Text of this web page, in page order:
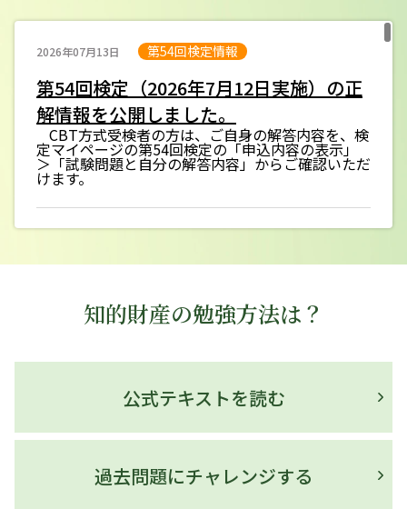
2026年07月13日 第54回検定情報
第54回検定（2026年7月12日実施）の正
解情報を公開しました。
CBT方式受検者の方は、ご自身の解答内容を、検
定マイページの第54回検定の「申込内容の表示」
＞「試験問題と自分の解答内容」からご確認いただ
けます。
（２級）』改訂版を発行しました。
第54回検定情報
第54回知的財産管理技能検定を実施しま
した。
知的財産の勉強方法は？
公式テキストを読む
過去問題にチャレンジする